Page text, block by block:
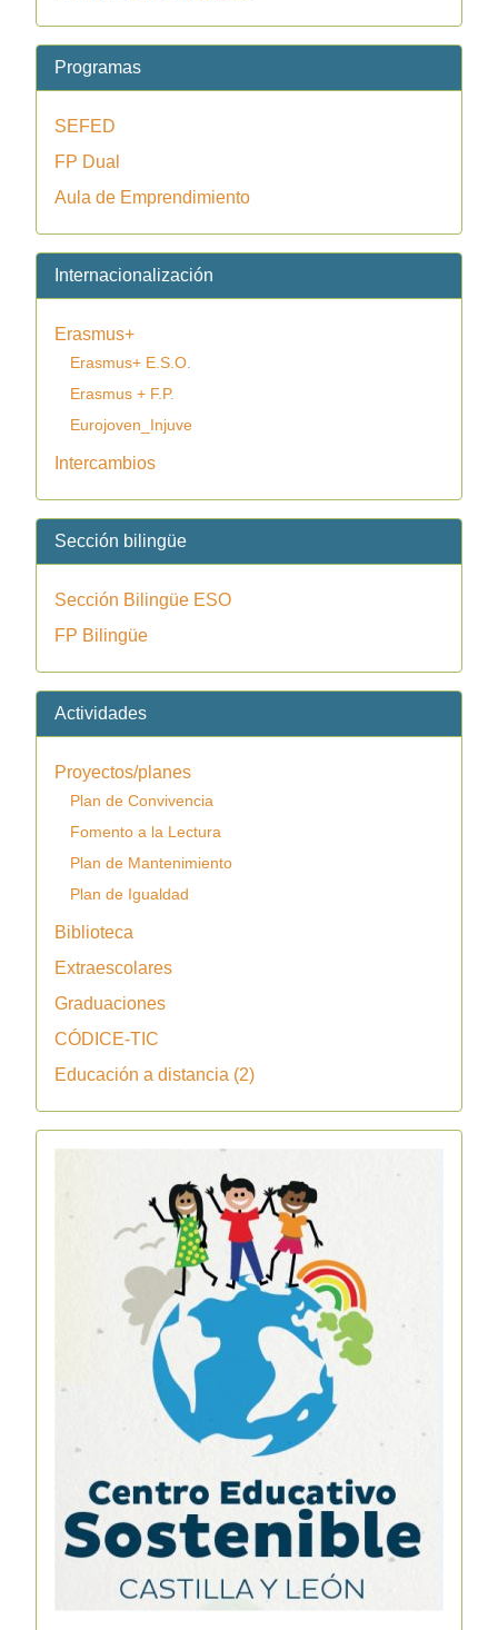
Programas
SEFED
FP Dual
Aula de Emprendimiento
Internacionalización
Erasmus+
Erasmus+ E.S.O.
Erasmus + F.P.
Eurojoven_Injuve
Intercambios
Sección bilingüe
Sección Bilingüe ESO
FP Bilingüe
Actividades
Proyectos/planes
Plan de Convivencia
Fomento a la Lectura
Plan de Mantenimiento
Plan de Igualdad
Biblioteca
Extraescolares
Graduaciones
CÓDICE-TIC
Educación a distancia (2)